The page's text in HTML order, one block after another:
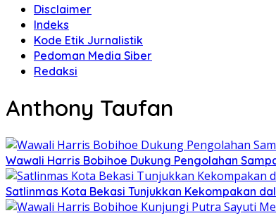
Disclaimer
Indeks
Kode Etik Jurnalistik
Pedoman Media Siber
Redaksi
Anthony Taufan
Wawali Harris Bobihoe Dukung Pengolahan
Satlinmas Kota Bekasi Tunjukkan Kekompakan